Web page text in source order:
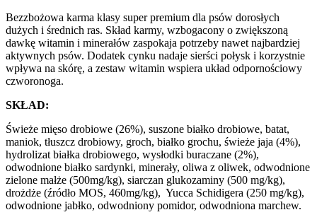
dla
psów
dorosłych
Super
Premium
12Kg
Bezzbożowa karma klasy super premium dla psów dorosłych
dużych i średnich ras. Skład karmy, wzbogacony o zwiększoną
dawkę witamin i minerałów zaspokaja potrzeby nawet najbardziej
aktywnych psów. Dodatek cynku nadaje sierści połysk i korzystnie
wpływa na skórę, a zestaw witamin wspiera układ odpornościowy
czworonoga.
SKŁAD:
Świeże mięso drobiowe (26%), suszone białko drobiowe, batat,
maniok, tłuszcz drobiowy, groch, białko grochu, świeże jaja (4%),
hydrolizat białka drobiowego, wysłodki buraczane (2%),
odwodnione białko sardynki, minerały, oliwa z oliwek, odwodnione
zielone małże (500mg/kg), siarczan glukozaminy (500 mg/kg),
drożdże (źródło MOS, 460mg/kg), Yucca Schidigera (250 mg/kg),
odwodnione jabłko, odwodniony pomidor, odwodniona marchew.